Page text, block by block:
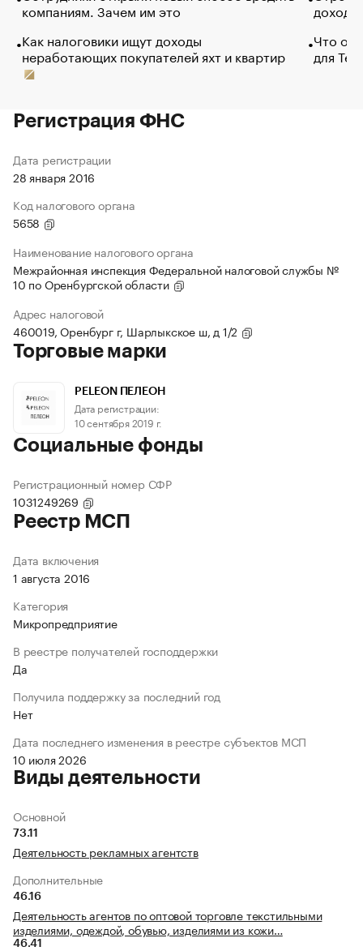
компаниям. Зачем им это
Как налоговики ищут доходы
неработающих покупателей яхт и квартир
Что
для
Регистрация ФНС
Дата регистрации
28 января 2016
Код налогового органа
5658
Наименование налогового органа
Межрайонная инспекция Федеральной налоговой службы №
10 по Оренбургской области
Адрес налоговой
460019, Оренбург г, Шарлыкское ш, д 1/2
Торговые марки
PELEON ПЕЛЕОН
Дата регистрации:
10 сентября 2019 г.
Социальные фонды
Регистрационный номер СФР
1031249269
Реестр МСП
Дата включения
1 августа 2016
Категория
Микропредприятие
В реестре получателей господдержки
Да
Получила поддержку за последний год
Нет
Дата последнего изменения в реестре субъектов МСП
10 июля 2026
Виды деятельности
Основной
73.11
Деятельность рекламных агентств
Дополнительные
46.16
Деятельность агентов по оптовой торговле текстильными
изделиями, одеждой, обувью, изделиями из кожи…
46.41